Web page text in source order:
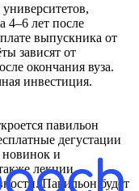
4–6 лет после
выпускника от
зависят от
окончания вуза.
инвестиция.
павильон
дегустации
и
лекции,
Павильон будет